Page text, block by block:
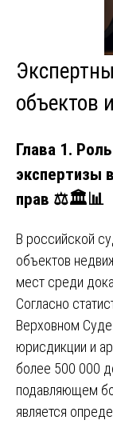
объектов
Глава 1.
экспертизы
прав ⚖️🏛️📊
В российской
объектов
мест среди
Согласно
Верховном
юрисдикции и
более 500 000
подавляющем
является